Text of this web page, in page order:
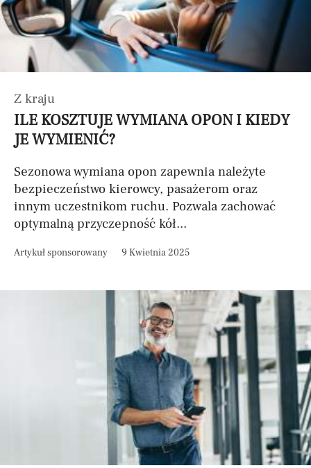
Z kraju
ILE KOSZTUJE WYMIANA OPON I KIEDY
JE WYMIENIĆ?
Sezonowa wymiana opon zapewnia należyte
bezpieczeństwo kierowcy, pasażerom oraz
innym uczestnikom ruchu. Pozwala zachować
optymalną przyczepność kół...
Artykuł sponsorowany 9 Kwietnia 2025